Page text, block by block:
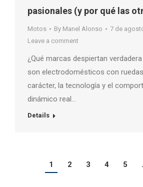
pasionales (y por qué las
Motos By Manel Alonso
7 de
Leave a comment
¿Qué marcas despiertan
son electrodomésticos con
carácter, la tecnología y el
dinámico real…
Details
1 2 3 4 5